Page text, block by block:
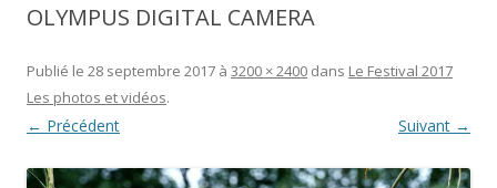
OLYMPUS DIGITAL CAMERA
Publié le 28 septembre 2017 à 3200 × 2400 dans Le Festival 2017
Les photos et vidéos.
← Précédent Suivant →